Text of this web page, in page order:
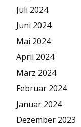
Juli 2024
Juni 2024
Mai 2024
April 2024
März 2024
Februar 2024
Januar 2024
Dezember 2023